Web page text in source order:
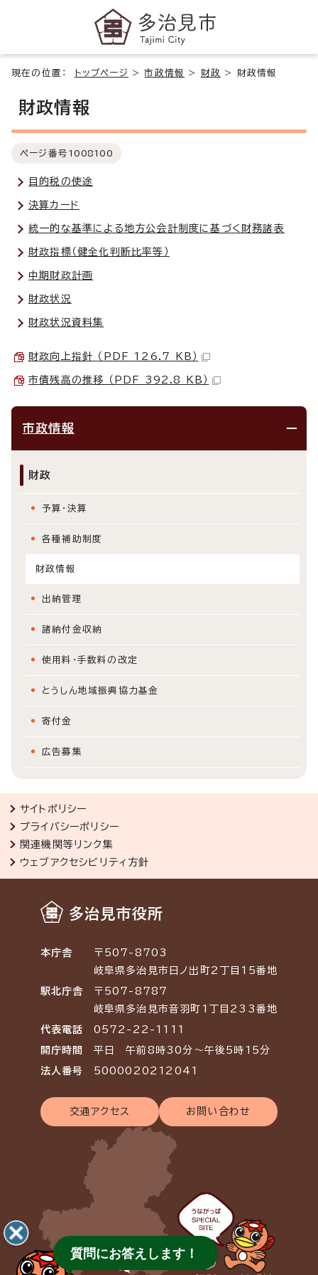
現在の位置： トップページ >市政情報 > 財政 > 財政情報
財政情報
ページ番号 1008100
目的税の使途
決算カード
統一的な基準による地方公会計制度に基づく財務諸表
財政指標（健全化判断比率等）
中期財政計画
財政状況
財政状況資料集
財政向上指針 （PDF 126.7 KB）
市債残高の推移 （PDF 392.8 KB）
市政情報
財政
予算・決算
各種補助制度
財政情報
出納管理
諸納付金収納
使用料・手数料の改定
とうしん地域振興協力基金
寄付金
広告募集
サイトポリシー
プライバシーポリシー
関連機関等リンク集
ウェブアクセシビリティ方針
多治見市役所
本庁舎
〒507-8703
岐阜県多治見市日ノ出町2丁目15番地
駅北庁舎
〒507-8787
岐阜県多治見市音羽町1丁目233番地
代表電話 0572-22-1111
開庁時間 平日 午前8時30分～午後5時15分
法人番号 5000020212041
交通アクセス お問い合わせ
質問にお答えします！